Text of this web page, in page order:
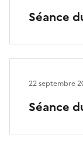
Séance
Séance
22 septembre